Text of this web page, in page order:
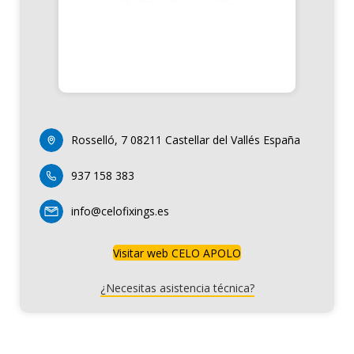
Rosselló, 7 08211 Castellar del Vallés España
937 158 383
info@celofixings.es
Visitar web CELO APOLO
¿Necesitas asistencia técnica?